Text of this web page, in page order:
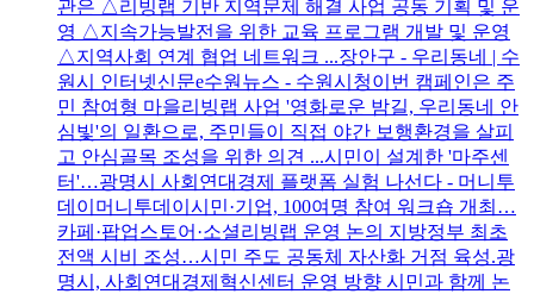
관은 △리빙랩 기반 지역문제 해결 사업 공동 기획 및 운
영 △지속가능발전을 위한 교육 프로그램 개발 및 운영
△지역사회 연계 협업 네트워크 ...장안구 - 우리동네 | 수
원시 인터넷신문e수원뉴스 - 수원시청이번 캠페인은 주
민 참여형 마을리빙랩 사업 '영화로운 밤길, 우리동네 안
심빛'의 일환으로, 주민들이 직접 야간 보행환경을 살피
고 안심골목 조성을 위한 의견 ...시민이 설계한 '마주센
터'…광명시 사회연대경제 플랫폼 실험 나선다 - 머니투
데이머니투데이시민·기업, 100여명 참여 워크숍 개최…
카페·팝업스토어·소셜리빙랩 운영 논의 지방정부 최초
전액 시비 조성…시민 주도 공동체 자산화 거점 육성.광
명시, 사회연대경제혁신센터 운영 방향 시민과 함께 논